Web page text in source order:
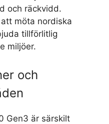
och räckvidd.
möta nordiska
tillförlitlig
miljöer.
och
Gen3 är särskilt